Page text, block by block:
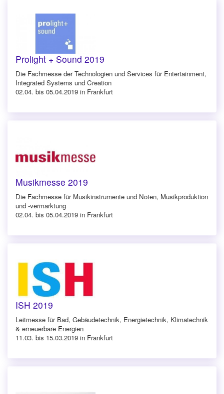
Prolight + Sound 2019
Die Fachmesse der Technologien und Services für Entertainment,
Integrated Systems und Creation
02.04. bis 05.04.2019 in Frankfurt
Musikmesse 2019
Die Fachmesse für Musikinstrumente und Noten, Musikproduktion
und -vermarktung
02.04. bis 05.04.2019 in Frankfurt
ISH 2019
Leitmesse für Bad, Gebäudetechnik, Energietechnik, Klimatechnik
& erneuerbare Energien
11.03. bis 15.03.2019 in Frankfurt